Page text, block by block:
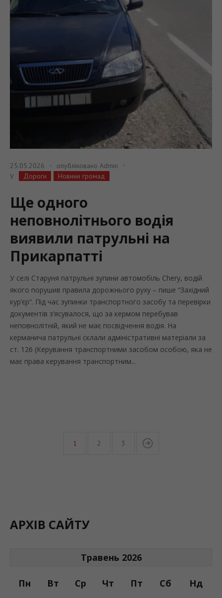
25.05.2026 опубліковано Admin
У
Дороги Новини громад
Ще одного
неповнолітнього водія
виявили патрульні на
Прикарпатті
У селі Старуня патрульні зупини автомобіль Chery, водій
якого порушив правила дорожнього руху – пише “Західний
кур’єр“. Під час зупинки транспортного засобу та перевірки
документів з’ясувалося, що за кермом перебував
неповнолітній, який не має посвідчення водія. На
керманича патрульні склали адміністративні матеріали за
ст. 126 (Керування транспортними засобом особою, яка не
має права керування транспортним...
1 2 3
АРХІВ САЙТУ
Травень 2026
Пн Вт Ср Чт Пт Сб Нд